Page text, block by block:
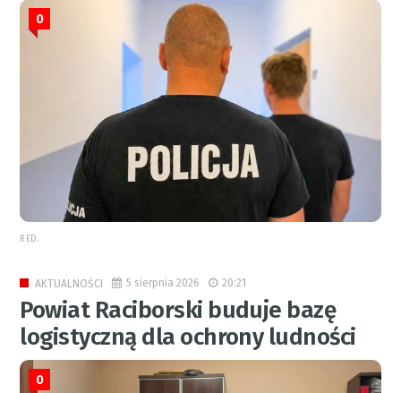
0
RED.
AKTUALNOŚCI 5 sierpnia 2026 20:21
Powiat Raciborski buduje bazę
logistyczną dla ochrony ludności
0